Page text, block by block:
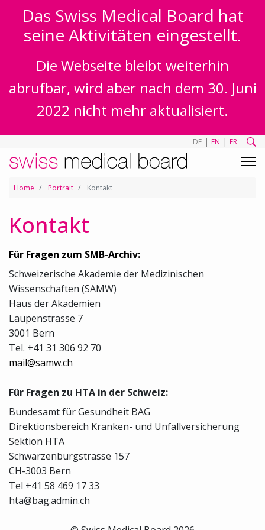
Das Swiss Medical Board hat
seine Aktivitäten eingestellt.
Die Webseite bleibt weiterhin
abrufbar, wird aber nach dem 30. Juni
2022 nicht mehr aktualisiert.
DE | EN | FR
Home Portrait Kontakt
Kontakt
Für Fragen zum SMB-Archiv:
Schweizerische Akademie der Medizinischen
Wissenschaften (SAMW)
Haus der Akademien
Laupenstrasse 7
3001 Bern
Tel. +41 31 306 92 70
mail@samw.ch
Für Fragen zu HTA in der Schweiz:
Bundesamt für Gesundheit BAG
Direktionsbereich Kranken- und Unfallversicherung
Sektion HTA
Schwarzenburgstrasse 157
CH-3003 Bern
Tel +41 58 469 17 33
hta@bag.admin.ch